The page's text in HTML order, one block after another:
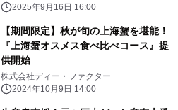
2025年9月16日 16:00
【期間限定】秋が旬の上海蟹を堪能！
『上海蟹オスメス食べ比べコース』提
供開始
株式会社ディー・ファクター
2024年10月9日 14:00